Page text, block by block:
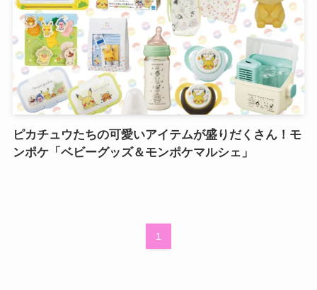
ピカチュウたちの可愛いアイテムが盛りだくさん！モ
ンポケ「ベビーグッズ＆モンポケマルシェ」
1